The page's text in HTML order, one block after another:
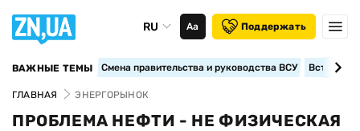
RU Аа Поддержать
ВАЖНЫЕ ТЕМЫ Смена правительства и руководства ВСУ
ГЛАВНАЯ ЭНЕРГОРЫНОК
ПРОБЛЕМА НЕФТИ - НЕ ФИЗИЧЕСКАЯ